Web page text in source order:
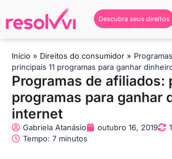
Descubra seus direitos
Início » Direitos do consumidor »
principais 11 programas para ganhar
Programas de afiliados:
programas para ganhar
internet
Gabriela Atanásio outubro 16, 2019
Tempo: 7 minutos